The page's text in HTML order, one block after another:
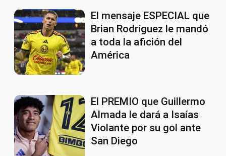
El mensaje ESPECIAL que
Brian Rodríguez le mandó
a toda la afición del
América
El PREMIO que Guillermo
Almada le dará a Isaías
Violante por su gol ante
San Diego